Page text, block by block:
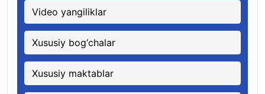
Video yangiliklar
Xususiy bog‘chalar
Xususiy maktablar